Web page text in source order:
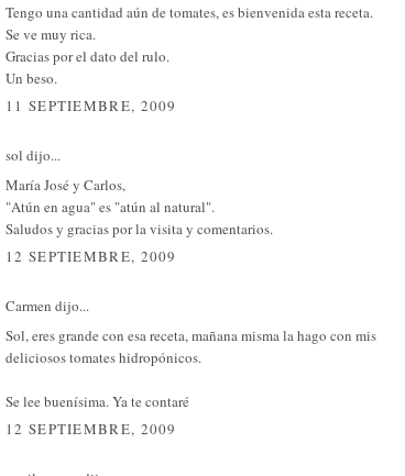
Tengo una cantidad aún de tomates, es bienvenida esta receta.
Se ve muy rica.
Gracias por el dato del rulo.
Un beso.
11 SEPTIEMBRE, 2009
sol dijo...
María José y Carlos,
"Atún en agua" es "atún al natural".
Saludos y gracias por la visita y comentarios.
12 SEPTIEMBRE, 2009
Carmen dijo...
Sol, eres grande con esa receta, mañana misma la hago con mis
deliciosos tomates hidropónicos.
Se lee buenísima. Ya te contaré
12 SEPTIEMBRE, 2009